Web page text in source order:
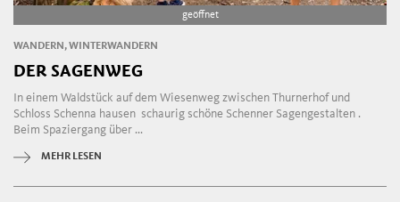
geöffnet
WANDERN, WINTERWANDERN
DER SAGENWEG
In einem Waldstück auf dem Wiesenweg zwischen Thurnerhof und
Schloss Schenna hausen schaurig schöne Schenner Sagengestalten .
Beim Spaziergang über ...
MEHR LESEN